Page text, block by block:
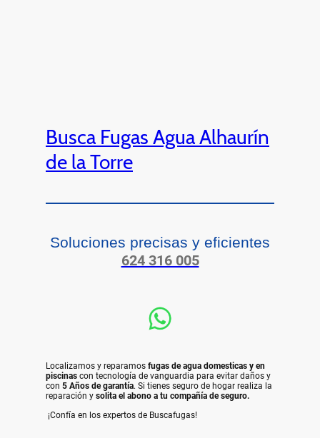
Busca Fugas Agua Alhaurín
de la Torre
Soluciones precisas y eficientes
624 316 005
Localizamos y reparamos fugas de agua domesticas y en
piscinas con tecnología de vanguardia para evitar daños y
con 5 Años de garantía. Si tienes seguro de hogar realiza la
reparación y solita el abono a tu compañía de seguro.
¡Confía en los expertos de Buscafugas!